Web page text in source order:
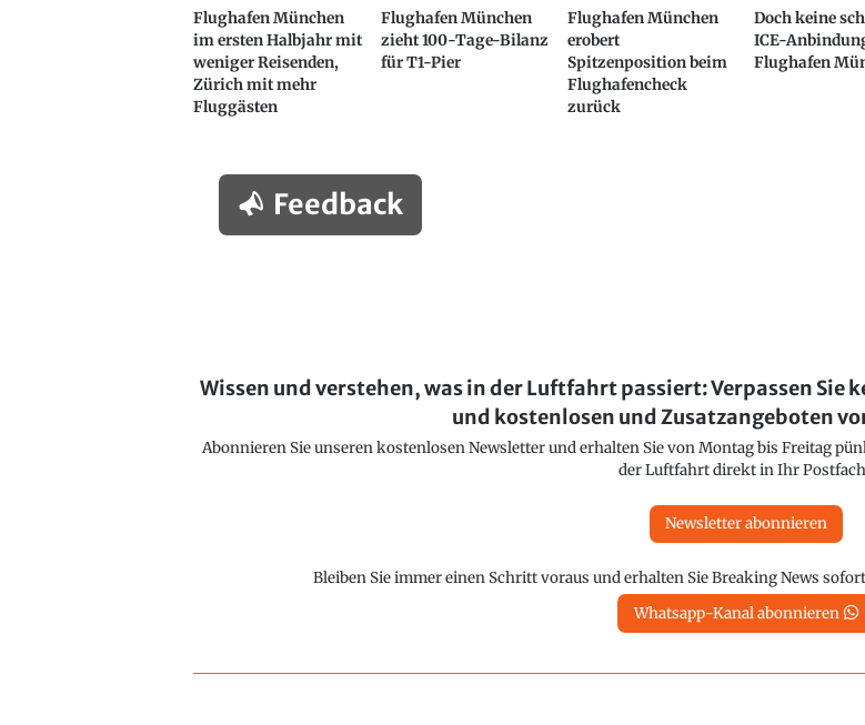
Flughafen München
im ersten Halbjahr mit
weniger Reisenden,
Zürich mit mehr
Fluggästen
Flughafen München
zieht 100-Tage-Bilanz
für T1-Pier
Flughafen München
erobert
Spitzenposition beim
Flughafencheck
zurück
Doch keine
ICE-
Flughafen
Feedback
Wissen und verstehen, was in der Luftfahrt passiert: Verpassen
und kostenlosen und Zusatzangeboten
Abonnieren Sie unseren kostenlosen Newsletter und erhalten Sie von Montag bis Freitag
der Luftfahrt direkt in Ihr
Newsletter abonnieren
Bleiben Sie immer einen Schritt voraus und erhalten Sie Breaking News
Whatsapp-Kanal abonnieren